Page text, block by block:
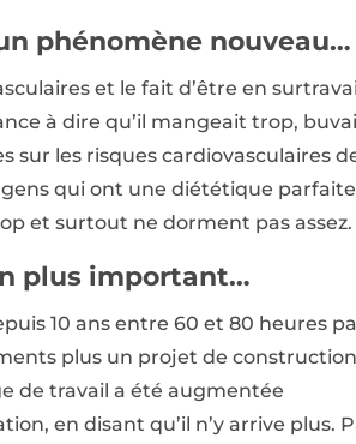
phénomène nouveau…
et le fait d’être en
à dire qu’il mangeait trop,
les risques cardiovasculaires
gens qui ont une diététique
et surtout ne dorment pas assez.
plus important…
10 ans entre 60 et 80 heures
plus un projet de
de travail a été augmentée
en disant qu’il n’y arrive plus.